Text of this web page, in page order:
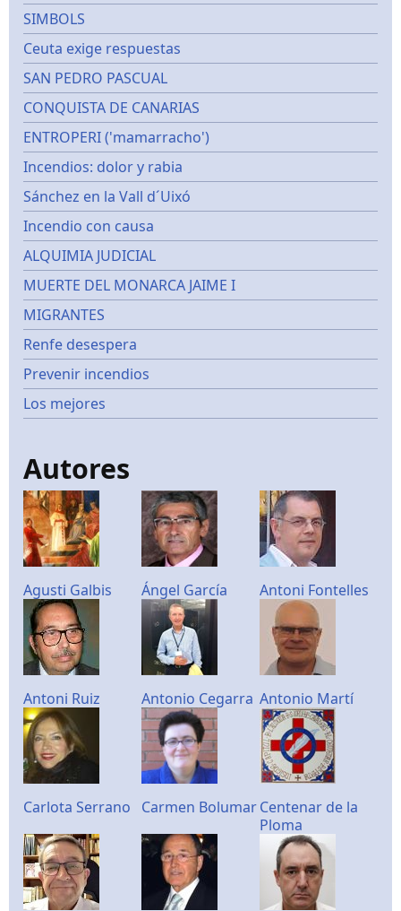
SIMBOLS
Ceuta exige respuestas
SAN PEDRO PASCUAL
CONQUISTA DE CANARIAS
ENTROPERI ('mamarracho')
Incendios: dolor y rabia
Sánchez en la Vall d´Uixó
Incendio con causa
ALQUIMIA JUDICIAL
MUERTE DEL MONARCA JAIME I
MIGRANTES
Renfe desespera
Prevenir incendios
Los mejores
Autores
Agusti Galbis Ángel García Antoni Fontelles
Antoni Ruiz Antonio Cegarra Antonio Martí
Carlota Serrano Carmen BolumarCentenar de la
Ploma